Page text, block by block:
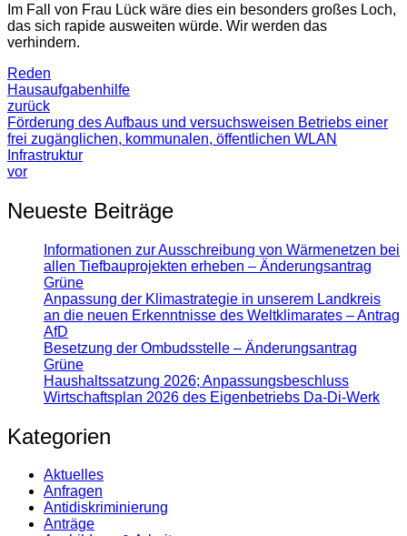
Im Fall von Frau Lück wäre dies ein besonders großes Loch,
das sich rapide ausweiten würde. Wir werden das
verhindern.
Reden
Hausaufgabenhilfe
zurück
Förderung des Aufbaus und versuchsweisen Betriebs einer
frei zugänglichen, kommunalen, öffentlichen WLAN
Infrastruktur
vor
Neueste Beiträge
Informationen zur Ausschreibung von Wärmenetzen bei
allen Tiefbauprojekten erheben – Änderungsantrag
Grüne
Anpassung der Klimastrategie in unserem Landkreis
an die neuen Erkenntnisse des Weltklimarates – Antrag
AfD
Besetzung der Ombudsstelle – Änderungsantrag
Grüne
Haushaltssatzung 2026; Anpassungsbeschluss
Wirtschaftsplan 2026 des Eigenbetriebs Da-Di-Werk
Kategorien
Aktuelles
Anfragen
Antidiskrimi­nierung
Anträge